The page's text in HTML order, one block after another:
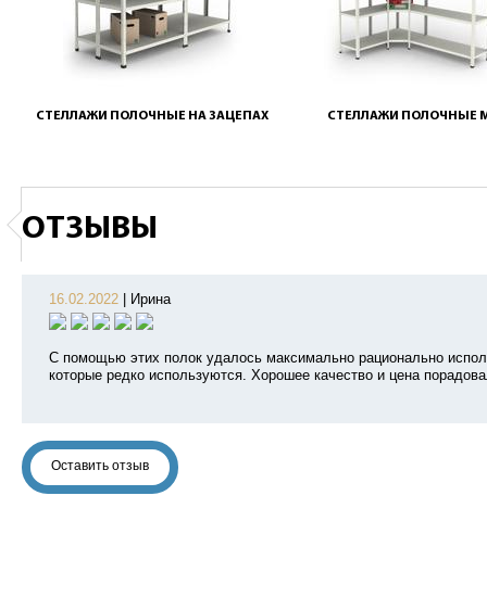
СТЕЛЛАЖИ ПОЛОЧНЫЕ НА ЗАЦЕПАХ СТЕЛЛАЖИ ПОЛОЧНЫЕ
ОТЗЫВЫ
16.02.2022 Ирина
С помощью этих полок удалось максимально рационально
которые редко используются. Хорошее качество и цена
Оставить отзыв